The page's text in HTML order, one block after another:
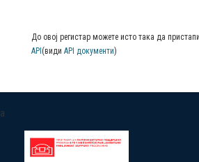
До овој регистар можете исто така да
API (види API документи)
a